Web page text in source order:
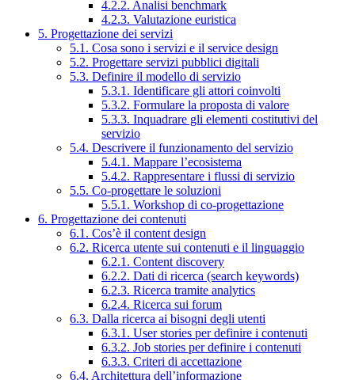
4.2.2. Analisi benchmark
4.2.3. Valutazione euristica
5. Progettazione dei servizi
5.1. Cosa sono i servizi e il service design
5.2. Progettare servizi pubblici digitali
5.3. Definire il modello di servizio
5.3.1. Identificare gli attori coinvolti
5.3.2. Formulare la proposta di valore
5.3.3. Inquadrare gli elementi costitutivi del
servizio
5.4. Descrivere il funzionamento del servizio
5.4.1. Mappare l’ecosistema
5.4.2. Rappresentare i flussi di servizio
5.5. Co-progettare le soluzioni
5.5.1. Workshop di co-progettazione
6. Progettazione dei contenuti
6.1. Cos’è il content design
6.2. Ricerca utente sui contenuti e il linguaggio
6.2.1. Content discovery
6.2.2. Dati di ricerca (search keywords)
6.2.3. Ricerca tramite analytics
6.2.4. Ricerca sui forum
6.3. Dalla ricerca ai bisogni degli utenti
6.3.1. User stories per definire i contenuti
6.3.2. Job stories per definire i contenuti
6.3.3. Criteri di accettazione
6.4. Architettura dell’informazione